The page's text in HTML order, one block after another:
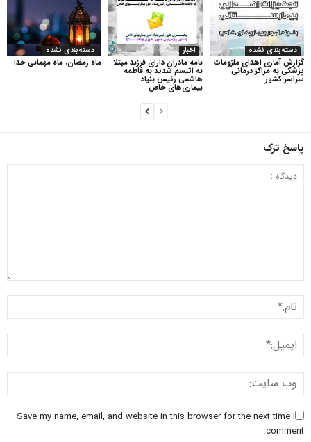
دسته‌بندی نشده
ماه رمضان، ماه مهمانی خدا
اخبار
نامه مادران دارای فرزند مبتلا
به اتیسم شدید به فاطمه
هاشمی رئیس بنیاد
بیماری‌های خاص
دسته‌بندی نشده
گزارش آماری اهدای ملزومات
پزشکی به مراکز درمانی
سراسر کشور
پاسخ ترک
Save my name, email, and website in this browser for the next time I
comment.